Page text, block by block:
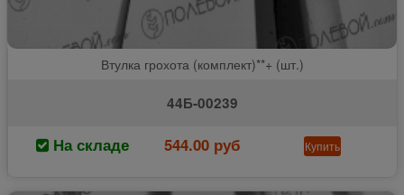
Втулка грохота (комплект)**+ (шт.)
44Б-00239
На складе 544.00 руб Купить